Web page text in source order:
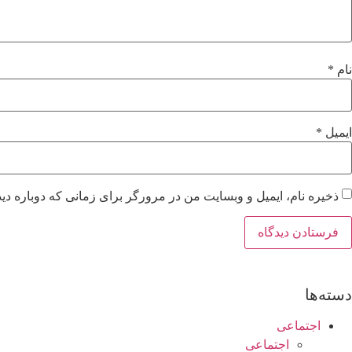
نام *
ایمیل *
ذخیره نام، ایمیل و وبسایت من در مرورگر برای زمانی که دوباره
دسته‌ها
اجتماعی
اجتماعی